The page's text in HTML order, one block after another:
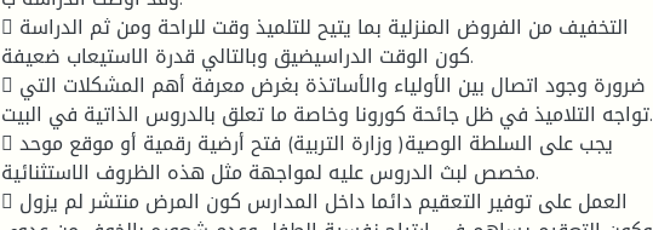
 التخفيف من الفروض المنزلية بما يتيح للتلميذ وقت للراحة ومن ثم الدراسة
كون الوقت الدراسيضيق وبالتالي قدرة الاستيعاب ضعيفة.
 ضرورة وجود اتصال بين الأولياء والأساتذة بغرض معرفة أهم المشكلات التي
تواجه التلاميذ في ظل جائحة كورونا وخاصة ما تعلق بالدروس الذاتية في البيت.
 يجب على السلطة الوصية( وزارة التربية) فتح أرضية رقمية أو موقع موحد
مخصص لبث الدروس عليه لمواجهة مثل هذه الظروف الاستثنائية.
 العمل على توفير التعقيم دائما داخل المدارس كون المرض منتشر لم يزول